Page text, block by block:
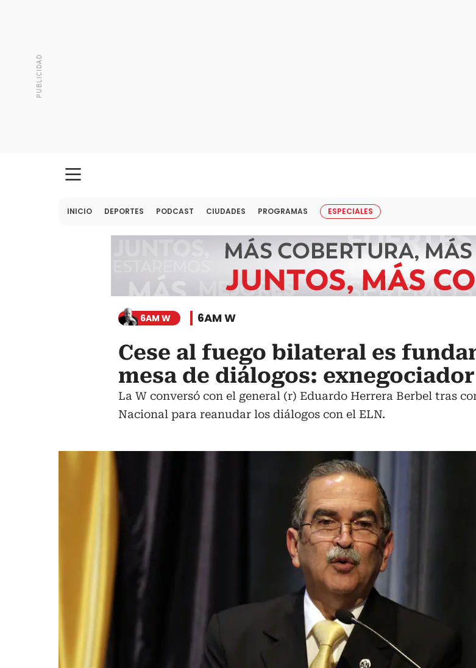
INICIO DEPORTES PODCAST CIUDADES PROGRAMAS ESPECIALES
6AM W 6AM W
Cese al fuego bilateral es
mesa de diálogos:
La W conversó con el general (r) Eduardo Herrera Berbel tras
Nacional para reanudar los diálogos con el ELN.